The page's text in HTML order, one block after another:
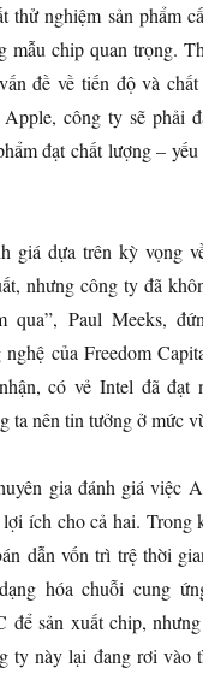
thử nghiệm sản phẩm
mẫu chip quan trọng.
đề về tiến độ và
công ty sẽ phải
đạt chất lượng –
giá dựa trên kỳ vọng
nhưng công ty đã
qua”, Paul Meeks,
của Freedom
có vẻ Intel đã đạt
ta nên tin tưởng ở mức
gia đánh giá việc
ích cho cả hai. Trong
dẫn vốn trì trệ thời
hóa chuỗi cung
để sản xuất chip,
ty này lại đang rơi vào